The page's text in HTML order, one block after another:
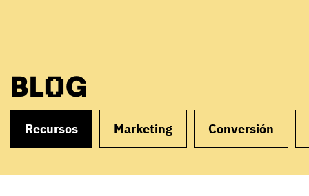
BLOG
Recursos Marketing Conversión